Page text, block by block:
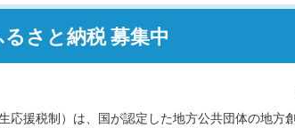
さと納税 募集中
応援税制）は、国が認定した地方公共団体の地方